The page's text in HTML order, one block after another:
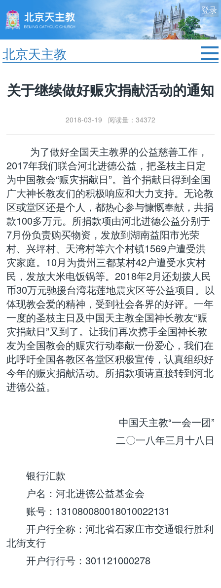
登录
北京天主教
教区动态
服务中心
政策法规
时事新闻
关于继续做好赈灾捐献活动的通知
2018-03-19 阅读量：34372
为了做好全国天主教界的公益慈善工作，
2017年我们联合河北进德公益，把圣枝主日定
为中国教会“赈灾捐献日”。首个捐献日得到全国
广大神长教友们的积极响应和大力支持。无论教
区或堂区还是个人，都热心参与慷慨奉献，共捐
款100多万元。所捐款项由河北进德公益分别于
7月份负责购买物资，发放到湖南益阳市光荣
村、兴坪村、天湾村等六个村镇1569户遭受洪
灾家庭。10月为贵州三都某村42户遭受水灾村
民，发放大米电饭锅等。2018年2月还划拨人民
币30万元驰援台湾花莲地震灾区等公益项目。以
体现教会爱的精神，受到社会各界的好评。一年
一度的圣枝主日及中国天主教全国神长教友“赈
灾捐献日”又到了。让我们再次携手全国神长教
友为全国教会的赈灾行动奉献一份爱心，我们在
此呼吁全国各教区各堂区积极宣传，认真组织好
今年的赈灾捐献活动。所捐款项请直接转到河北
进德公益。
中国天主教“一会一团”
二〇一八年三月十八日
银行汇款
户名：河北进德公益基金会
账号：131080080018010022131
开户行全称：河北省石家庄市交通银行胜利
北街支行
开户行行号：301121000278